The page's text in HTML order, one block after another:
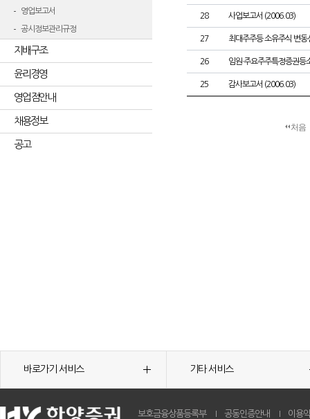
영업보고서
공시정보관리규정
지배구조
윤리경영
영업점안내
채용정보
공고
28 사업보고서 (2006.03)
27 최대주주등 소유주식 변동
26 임원·주요주주특정증권등
25 감사보고서 (2006.03)
처음
바로가기 서비스 기타 서비스
보호금융상품등록부 공동인증안내 이용